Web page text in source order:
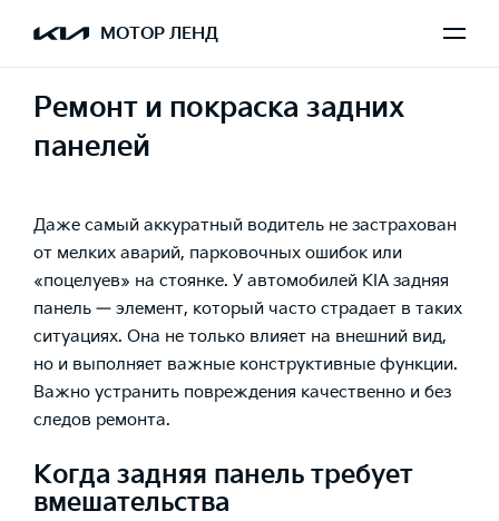
МОТОР ЛЕНД
Ремонт и покраска задних
панелей
Даже самый аккуратный водитель не застрахован
от мелких аварий, парковочных ошибок или
«поцелуев» на стоянке. У автомобилей KIA задняя
панель — элемент, который часто страдает в таких
ситуациях. Она не только влияет на внешний вид,
но и выполняет важные конструктивные функции.
Важно устранить повреждения качественно и без
следов ремонта.
Когда задняя панель требует
вмешательства